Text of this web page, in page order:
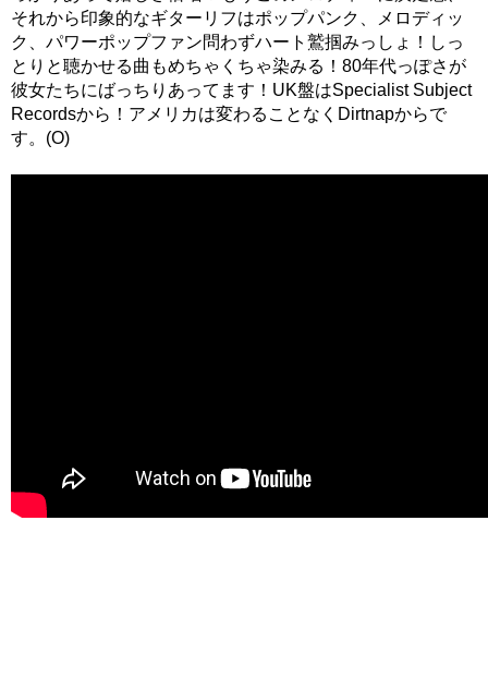
それから印象的なギターリフはポップパンク、メロディッ
ク、パワーポップファン問わずハート鷲掴みっしょ！しっ
とりと聴かせる曲もめちゃくちゃ染みる！80年代っぽさが
彼女たちにばっちりあってます！UK盤はSpecialist Subject
Recordsから！アメリカは変わることなくDirtnapからで
す。(O)